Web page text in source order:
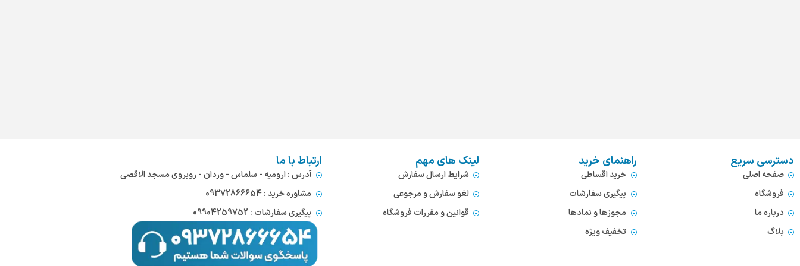
دسترسی سریع
صفحه اصلی
فروشگاه
درباره ما
بلاگ
راهنمای خرید
خرید اقساطی
پیگیری سفارشات
مجوزها و نمادها
تخفیف ویژه
لینک های مهم
شرایط ارسال سفارش
لغو سفارش و مرجوعی
قوانین و مقررات فروشگاه
ارتباط با ما
آدرس : ارومیه - سلماس - وردان - روبروی مسجد الاقصی
مشاوره خرید : 09372866654
پیگیری سفارشات : 09904259752